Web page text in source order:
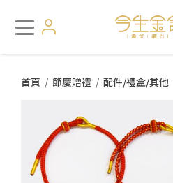
首頁 / 節慶贈禮 / 配件/禮盒/其他